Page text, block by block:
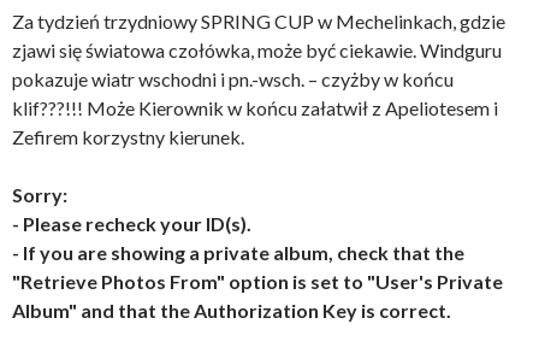
Za tydzień trzydniowy SPRING CUP w Mechelinkach, gdzie
zjawi się światowa czołówka, może być ciekawie. Windguru
pokazuje wiatr wschodni i pn.-wsch. – czyżby w końcu
klif???!!! Może Kierownik w końcu załatwił z Apeliotesem i
Zefirem korzystny kierunek.
Sorry:
- Please recheck your ID(s).
- If you are showing a private album, check that the
"Retrieve Photos From" option is set to "User's Private
Album" and that the Authorization Key is correct.